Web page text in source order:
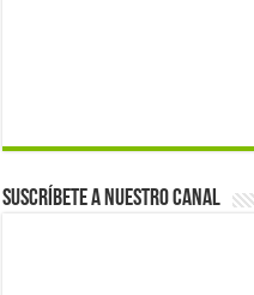
Suscríbete a nuestro canal